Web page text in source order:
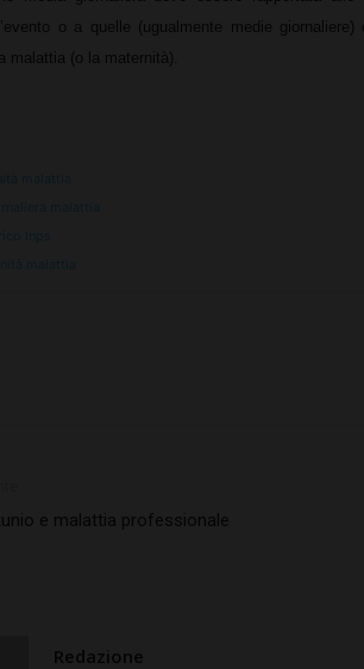
o a quelle (ugualmente medie
malattia (o la maternità).
e malattia professionale
Redazione